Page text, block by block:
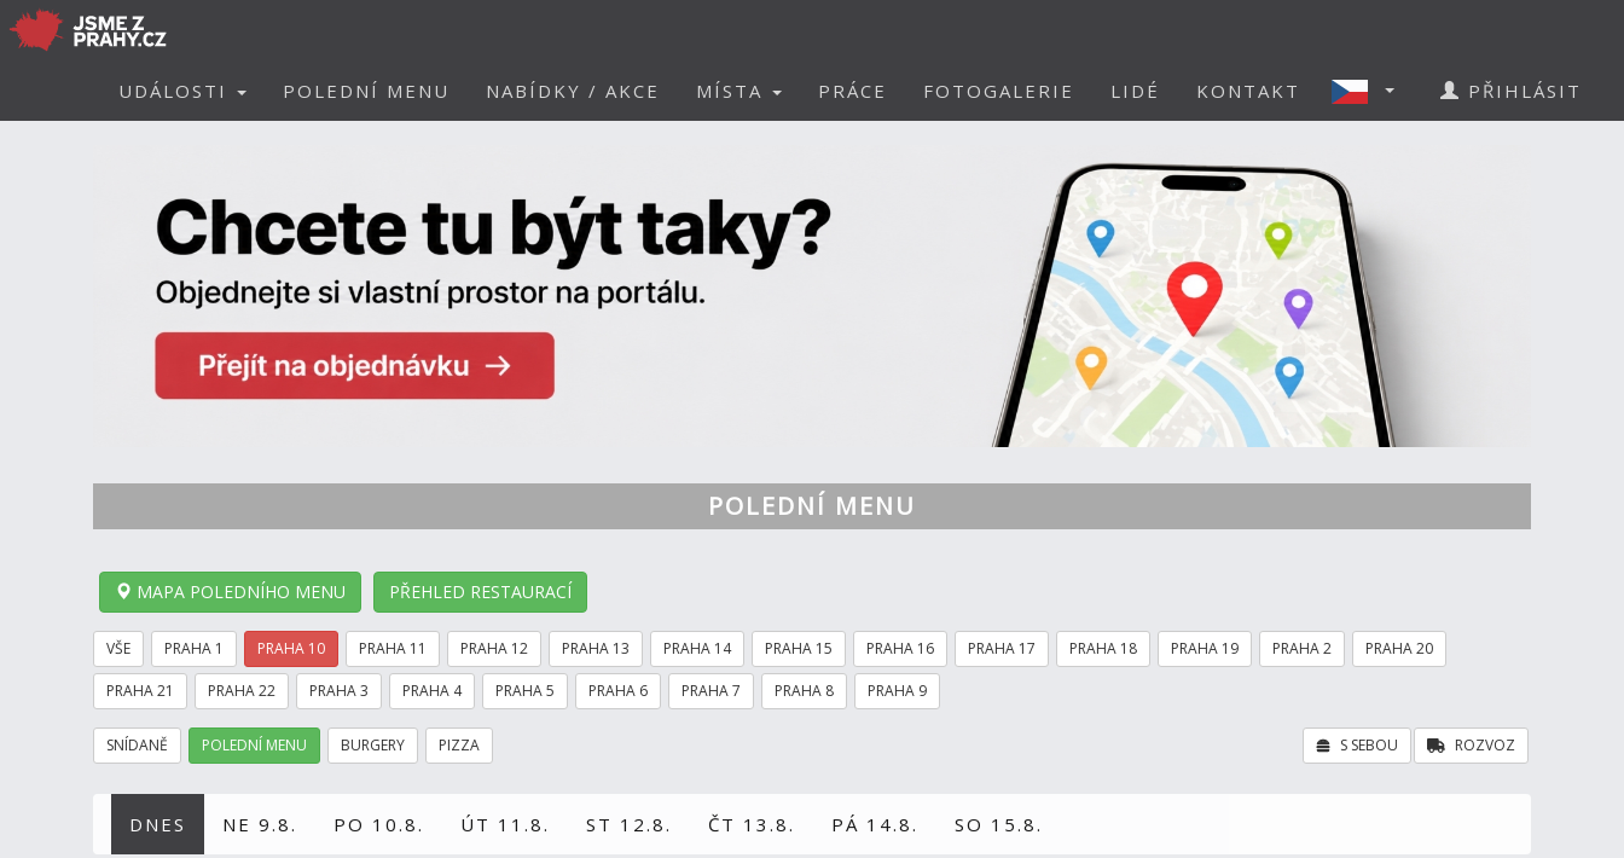
UDÁLOSTI POLEDNÍ MENU NABÍDKY / AKCE MÍSTA PRÁCE FOTOGALERIE LIDÉ KONTAKT PŘIHLÁSIT
POLEDNÍ MENU
MAPA POLEDNÍHO MENU PŘEHLED RESTAURACÍ
VŠE PRAHA 1 PRAHA 10 PRAHA 11 PRAHA 12 PRAHA 13 PRAHA 14 PRAHA 15 PRAHA 16 PRAHA 17 PRAHA 18 PRAHA 19 PRAHA 2 PRAHA 20
PRAHA 21 PRAHA 22 PRAHA 3 PRAHA 4 PRAHA 5 PRAHA 6 PRAHA 7 PRAHA 8 PRAHA 9
SNÍDANĚ POLEDNÍ MENU BURGERY PIZZA ROZVOZ
S SEBOU
DNES NE 9.8. PO 10.8. ÚT 11.8. ST 12.8. ČT 13.8. PÁ 14.8. SO 15.8.